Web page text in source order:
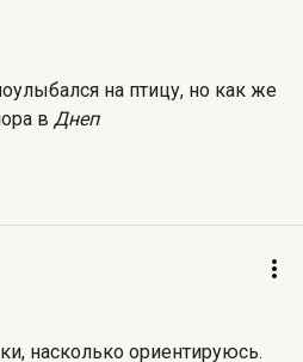
на птицу, но как же
в Днеп
насколько ориентируюсь.